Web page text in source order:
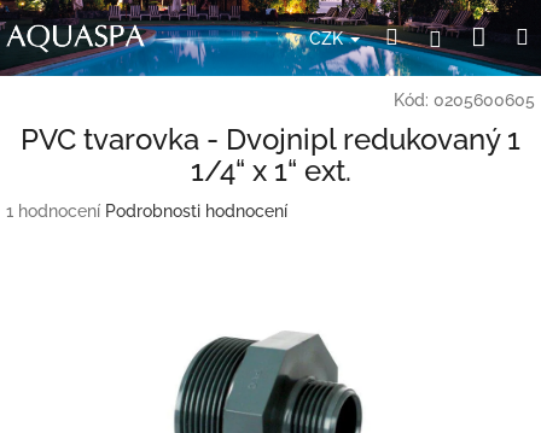
Přejít
na
obsah
CZK HledatPřihlášení
Kód: 0205600605
PVC tvarovka - Dvojnipl redukovaný 1
1/4“ x 1“ ext.
Průměrné
1 hodnocení Podrobnosti hodnocení